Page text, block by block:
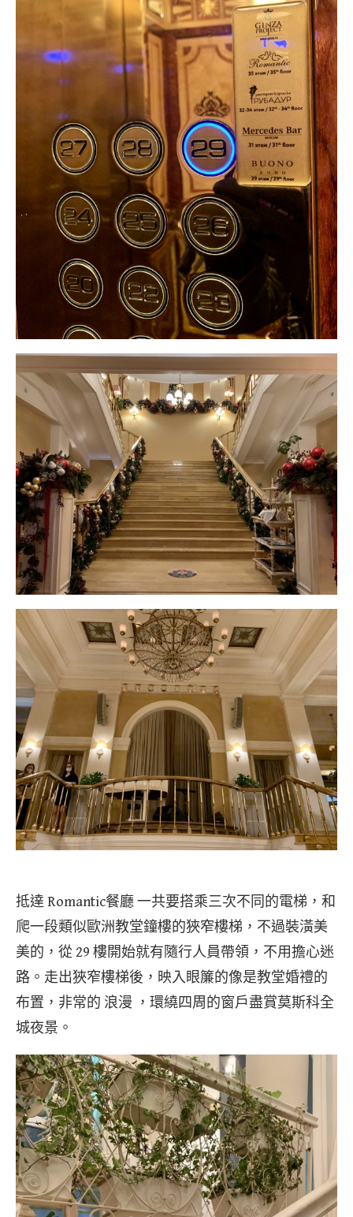
抵達 Romantic餐廳 一共要搭乘三次不同的電梯，和
爬一段類似歐洲教堂鐘樓的狹窄樓梯，不過裝潢美
美的，從 29 樓開始就有隨行人員帶領，不用擔心迷
路。走出狹窄樓梯後，映入眼簾的像是教堂婚禮的
布置，非常的 浪漫 ，環繞四周的窗戶盡賞莫斯科全
城夜景。